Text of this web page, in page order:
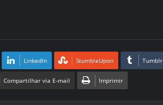
LinkedIn StumbleUpon Tumblr
Compartilhar via E-mail Imprimir